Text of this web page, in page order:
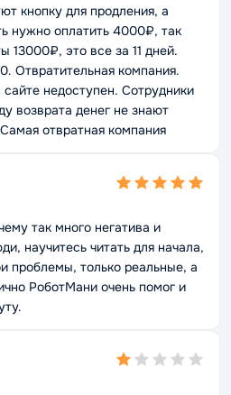
кнопку для продления, а
нужно оплатить 4000₽, так
13000₽, это все за 11 дней.
Отвратительная компания.
недоступен. Сотрудники
возврата денег не знают
отвратная компания
так много негатива и
научитесь читать для начала,
проблемы, только реальные, а
РоботМани очень помог и